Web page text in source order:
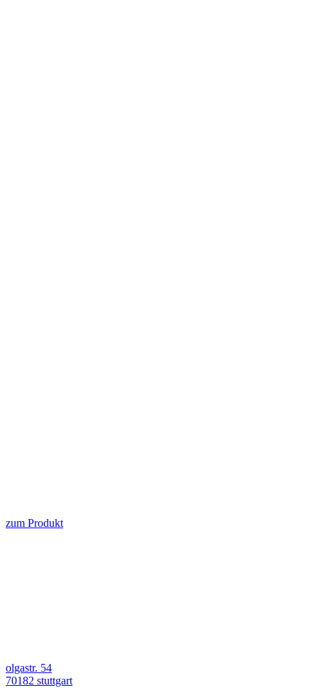
zum Produkt
olgastr. 54
70182 stuttgart